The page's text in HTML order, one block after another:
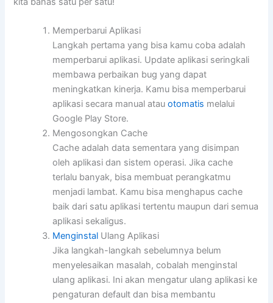
Memperbarui Aplikasi
Langkah pertama yang bisa kamu coba adalah
memperbarui aplikasi. Update aplikasi seringkali
membawa perbaikan bug yang dapat
meningkatkan kinerja. Kamu bisa memperbarui
aplikasi secara manual atauotomatis melalui
Google Play Store.
Mengosongkan Cache
Cache adalah data sementara yang disimpan
oleh aplikasi dan sistem operasi. Jika cache
terlalu banyak, bisa membuat perangkatmu
menjadi lambat. Kamu bisa menghapus cache
baik dari satu aplikasi tertentu maupun dari semua
aplikasi sekaligus.
Menginstal Ulang Aplikasi
Jika langkah-langkah sebelumnya belum
menyelesaikan masalah, cobalah menginstal
ulang aplikasi. Ini akan mengatur ulang aplikasi ke
pengaturan default dan bisa membantu